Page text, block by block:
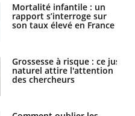
Mortalité infantile : un
rapport s’interroge sur
son taux élevé en France
Grossesse à risque : ce jus
naturel attire l'attention
des chercheurs